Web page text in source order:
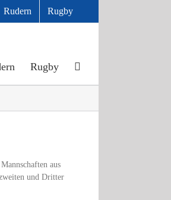
Rudern Rugby
Rugby
aus
und Dritter